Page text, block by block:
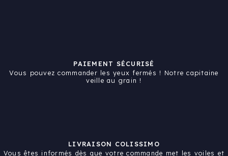
PAIEMENT SÉCURISÉ
Vous pouvez commander les yeux fermés ! Notre capitaine
veille au grain !
LIVRAISON COLISSIMO
Vous êtes informés dès que votre commande met les voiles et